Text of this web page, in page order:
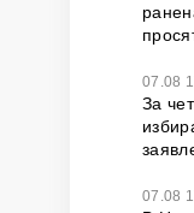
07.08
За
07.08